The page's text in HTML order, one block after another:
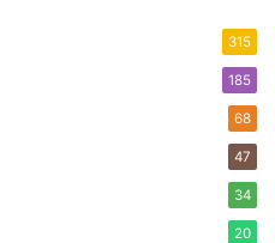
315
185
68
47
34
20